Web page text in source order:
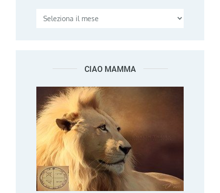
CIAO MAMMA